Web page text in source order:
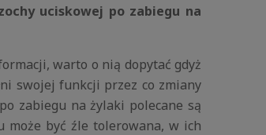
uciskowej po zabiegu na
warto o nią dopytać gdyż
swojej funkcji przez co zmiany
zabiegu na żylaki polecane są
może być źle tolerowana, w ich